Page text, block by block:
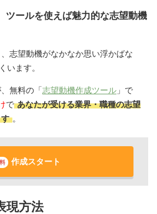
ツールを使えば魅力的な志望動機
志望動機がなかなか思い浮かばな
います。
無料の「志望動機作成ツール 」で
で あなたが受ける業界・職種の志望
。
作成スタート
現方法